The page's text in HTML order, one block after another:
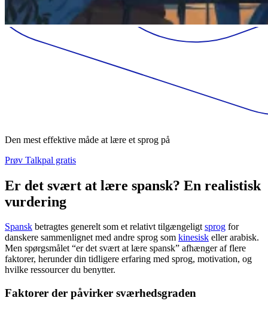
Den mest effektive måde at lære et sprog på
Prøv Talkpal gratis
Er det svært at lære spansk? En realistisk
vurdering
Spansk betragtes generelt som et relativt tilgængeligtsprog for
danskere sammenlignet med andre sprog som kinesisk eller arabisk.
Men spørgsmålet “er det svært at lære spansk” afhænger af flere
faktorer, herunder din tidligere erfaring med sprog, motivation, og
hvilke ressourcer du benytter.
Faktorer der påvirker sværhedsgraden